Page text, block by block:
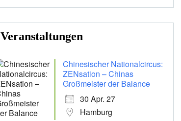
Veranstaltungen
Chinesischer Nationalcircus:
ZENsation – Chinas
Großmeister der Balance
30 Apr. 27
Hamburg